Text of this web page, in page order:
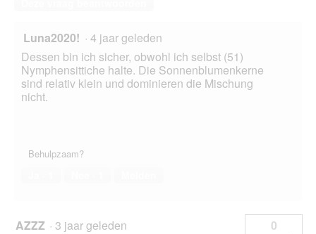
Luna2020! · 4 jaar geleden
Dessen bin ich sicher, obwohl ich selbst (51)
Nymphensittiche halte. Die Sonnenblumenkerne
sind relativ klein und dominieren die Mischung
nicht.
Behulpzaam?
AZZZ · 3 jaar geleden
0